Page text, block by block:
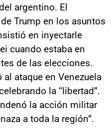
argentino. El
Trump en los asuntos
en inyectarle
cuando estaba en
de las elecciones.
ataque en Venezuela
la “libertad”.
la acción militar
a toda la región”.